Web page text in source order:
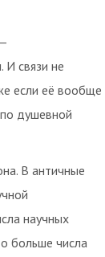
И связи не
если её вообще
душевной
В античные
научных
больше числа